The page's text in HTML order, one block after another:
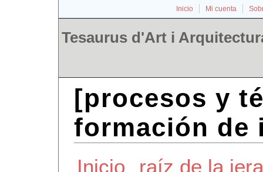
Inicio Mi cuenta
Tesaurus d'Art i
[procesos y
formación de
Inicio
raíz de la